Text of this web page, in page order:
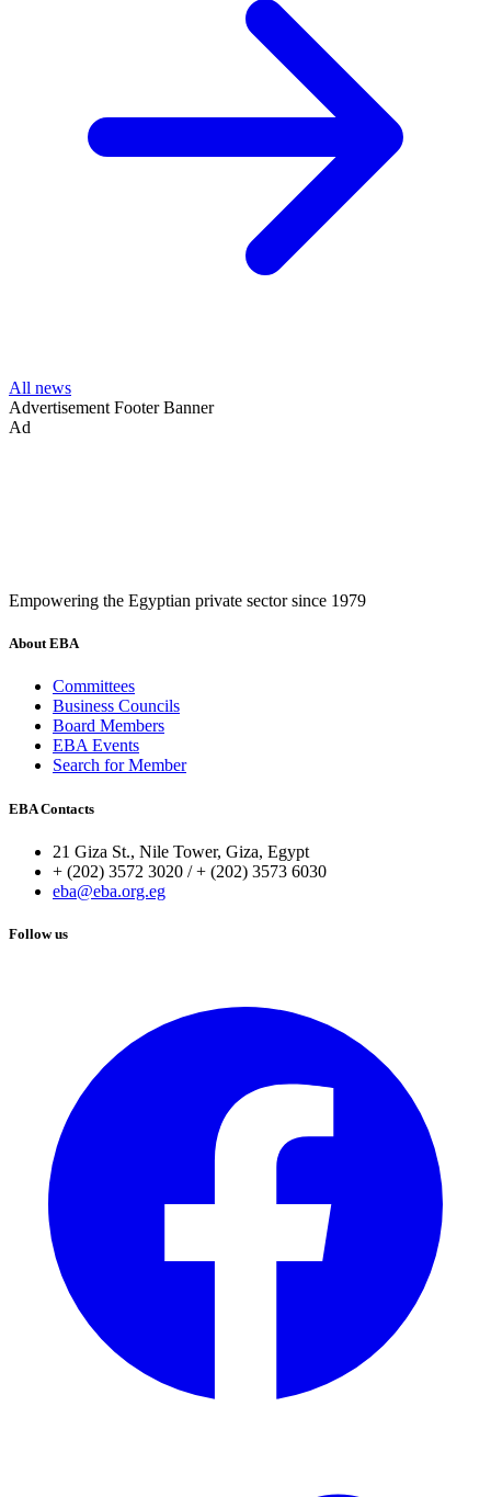
All news
Advertisement Footer Banner
Ad
Empowering the Egyptian private sector since 1979
About EBA
Committees
Business Councils
Board Members
EBA Events
Search for Member
EBA Contacts
21 Giza St., Nile Tower, Giza, Egypt
+ (202) 3572 3020 / + (202) 3573 6030
eba@eba.org.eg
Follow us